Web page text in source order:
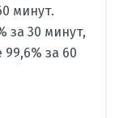
минут.
за 30 минут,
за 60